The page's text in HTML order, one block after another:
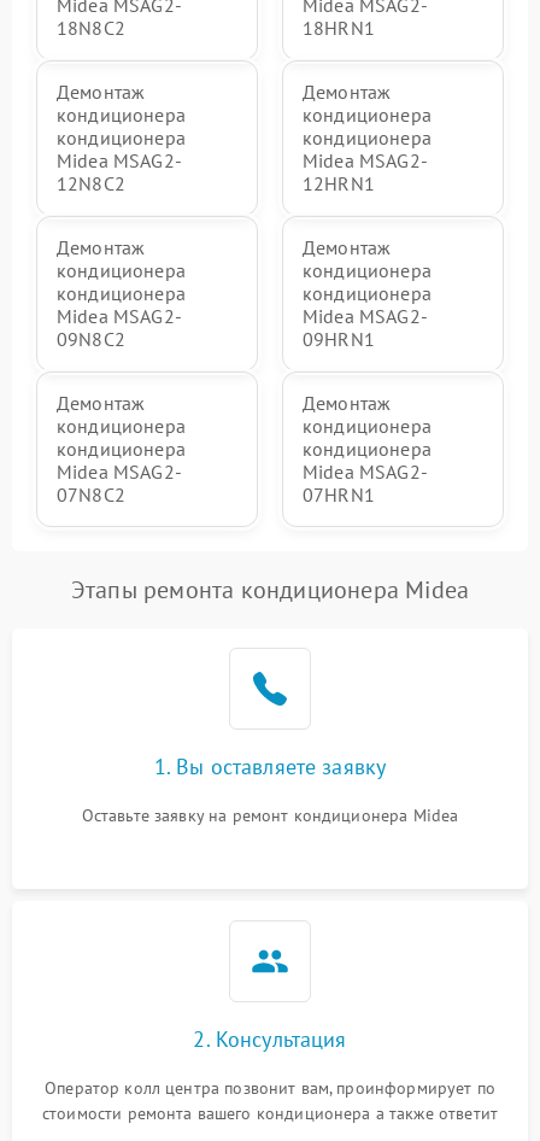
Midea MSAG2-
18N8C2
Midea MSAG2-
18HRN1
Демонтаж
кондиционера
кондиционера
Midea MSAG2-
12N8C2
Демонтаж
кондиционера
кондиционера
Midea MSAG2-
12HRN1
Демонтаж
кондиционера
кондиционера
Midea MSAG2-
09N8C2
Демонтаж
кондиционера
кондиционера
Midea MSAG2-
09HRN1
Демонтаж
кондиционера
кондиционера
Midea MSAG2-
07N8C2
Демонтаж
кондиционера
кондиционера
Midea MSAG2-
07HRN1
Этапы ремонта кондиционера Midea
1. Вы оставляете заявку
Оставьте заявку на ремонт кондиционера Midea
2. Консультация
Оператор колл центра позвонит вам, проинформирует по
стоимости ремонта вашего кондиционера а также ответит